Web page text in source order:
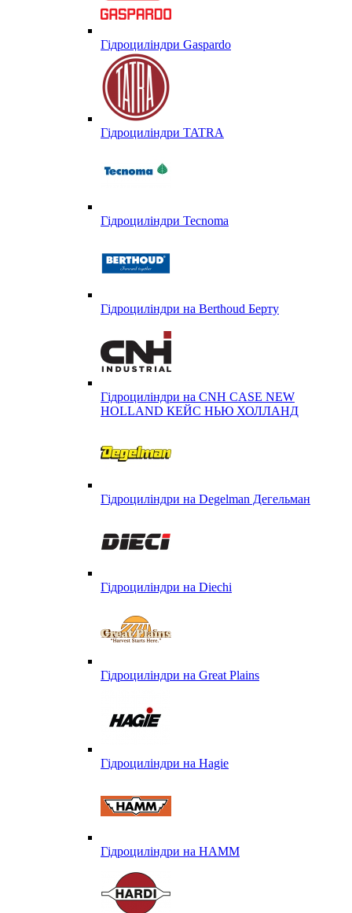
Гідроциліндри Gaspardo
Гідроциліндри TATRA
Гідроциліндри Tecnoma
Гідроциліндри на Berthoud Берту
Гідроциліндри на CNH CASE NEW
HOLLAND КЕЙС НЬЮ ХОЛЛАНД
Гідроциліндри на Degelman Дегельман
Гідроциліндри на Diechi
Гідроциліндри на Great Plains
Гідроциліндри на Hagie
Гідроциліндри на HAMM